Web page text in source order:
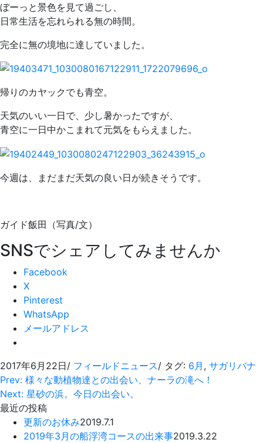
ぼーっと景色を見て過ごし、
日常生活を忘れられる無の時間。
完全に無の境地に達していました。
帰りのカヤックでも青空。
天気のいい一日で、少し暑かったですが、
青空に一日中かこまれて元気をもらえました。
今週は、まだまだ天気の良い日が続きそうです。
ガイド飯田（写真/文）
SNSでシェアしてみませんか
Facebook
X
Pinterest
WhatsApp
メールアドレス
2017年6月22日/ フィールドニュース/ タグ: 6月 , サガリバナ
Prev: 様々な動植物達との出会い、ナーラの滝へ！
Next: 星砂の浜。今日の出会い。
最近の投稿
更新のお休み2019.7.1
2019年3月の船浮湾コースの出来事2019.3.22